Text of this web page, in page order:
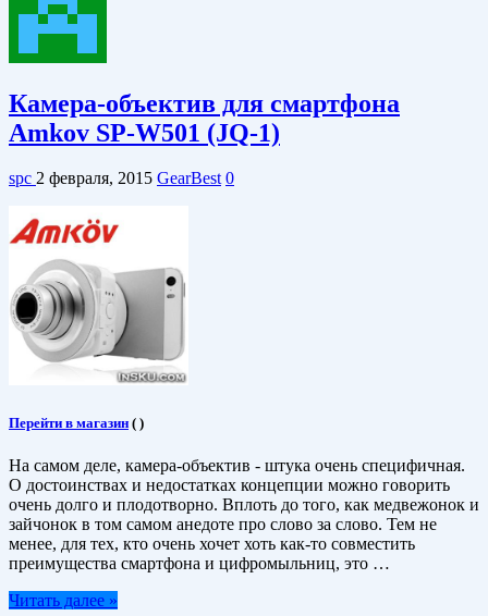
Камера-объектив для смартфона
Amkov SP-W501 (JQ-1)
spc 2 февраля, 2015 GearBest 0
Перейти в магазин ( )
На самом деле, камера-объектив - штука очень специфичная.
О достоинствах и недостатках концепции можно говорить
очень долго и плодотворно. Вплоть до того, как медвежонок и
зайчонок в том самом анедоте про слово за слово. Тем не
менее, для тех, кто очень хочет хоть как-то совместить
преимущества смартфона и цифромыльниц, это …
Читать далее »